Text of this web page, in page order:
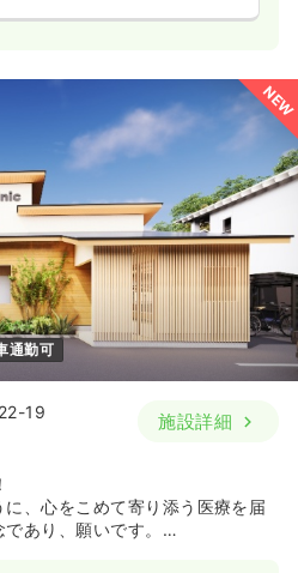
NEW
通勤可
19
施設詳細
に、心をこめて寄り添う医療を届
あり、願いです。